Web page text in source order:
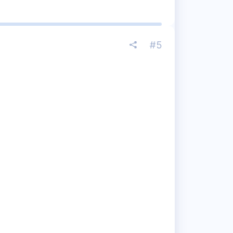
#5